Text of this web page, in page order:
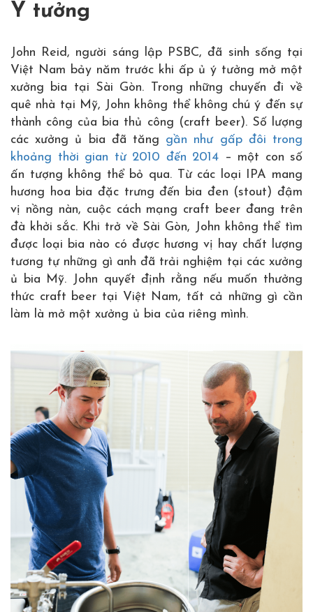
Ý tưởng
John Reid, người sáng lập PSBC, đã sinh sống tại
Việt Nam bảy năm trước khi ấp ủ ý tưởng mở một
xưởng bia tại Sài Gòn. Trong những chuyến đi về
quê nhà tại Mỹ, John không thể không chú ý đến sự
thành công của bia thủ công (craft beer). Số lượng
các xưởng ủ bia đã tăng gần như gấp đôi trong
khoảng thời gian từ 2010 đến 2014 – một con số
ấn tượng không thể bỏ qua. Từ các loại IPA mang
hương hoa bia đặc trưng đến bia đen (stout) đậm
vị nồng nàn, cuộc cách mạng craft beer đang trên
đà khởi sắc. Khi trở về Sài Gòn, John không thể tìm
được loại bia nào có được hương vị hay chất lượng
tương tự những gì anh đã trải nghiệm tại các xưởng
ủ bia Mỹ. John quyết định rằng nếu muốn thưởng
thức craft beer tại Việt Nam, tất cả những gì cần
làm là mở một xưởng ủ bia của riêng mình.